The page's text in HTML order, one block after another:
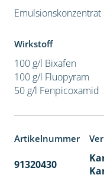
Emulsionskonzentrat
Wirkstoff
100 g/l Bixafen
100 g/l Fluopyram
50 g/l Fenpicoxamid
Artikelnummer
91320430